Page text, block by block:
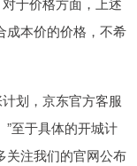
成本价的价格，不希
划，京东官方客服
”至于具体的开城计
关注我们的官网公布